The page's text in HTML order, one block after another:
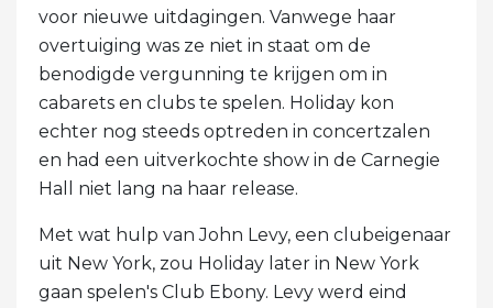
voor nieuwe uitdagingen. Vanwege haar
overtuiging was ze niet in staat om de
benodigde vergunning te krijgen om in
cabarets en clubs te spelen. Holiday kon
echter nog steeds optreden in concertzalen
en had een uitverkochte show in de Carnegie
Hall niet lang na haar release.
Met wat hulp van John Levy, een clubeigenaar
uit New York, zou Holiday later in New York
gaan spelen's Club Ebony. Levy werd eind